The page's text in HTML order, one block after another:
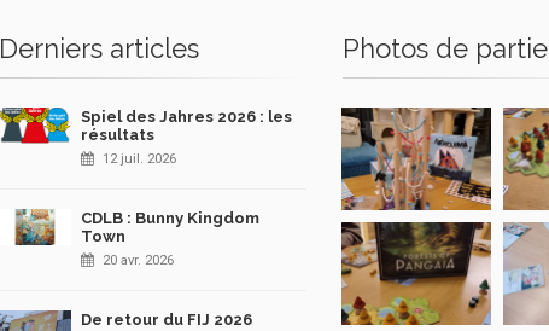
Derniers articles
Spiel des Jahres 2026 : les
résultats
12 juil. 2026
CDLB : Bunny Kingdom
Town
20 avr. 2026
De retour du FIJ 2026
Photos de partie